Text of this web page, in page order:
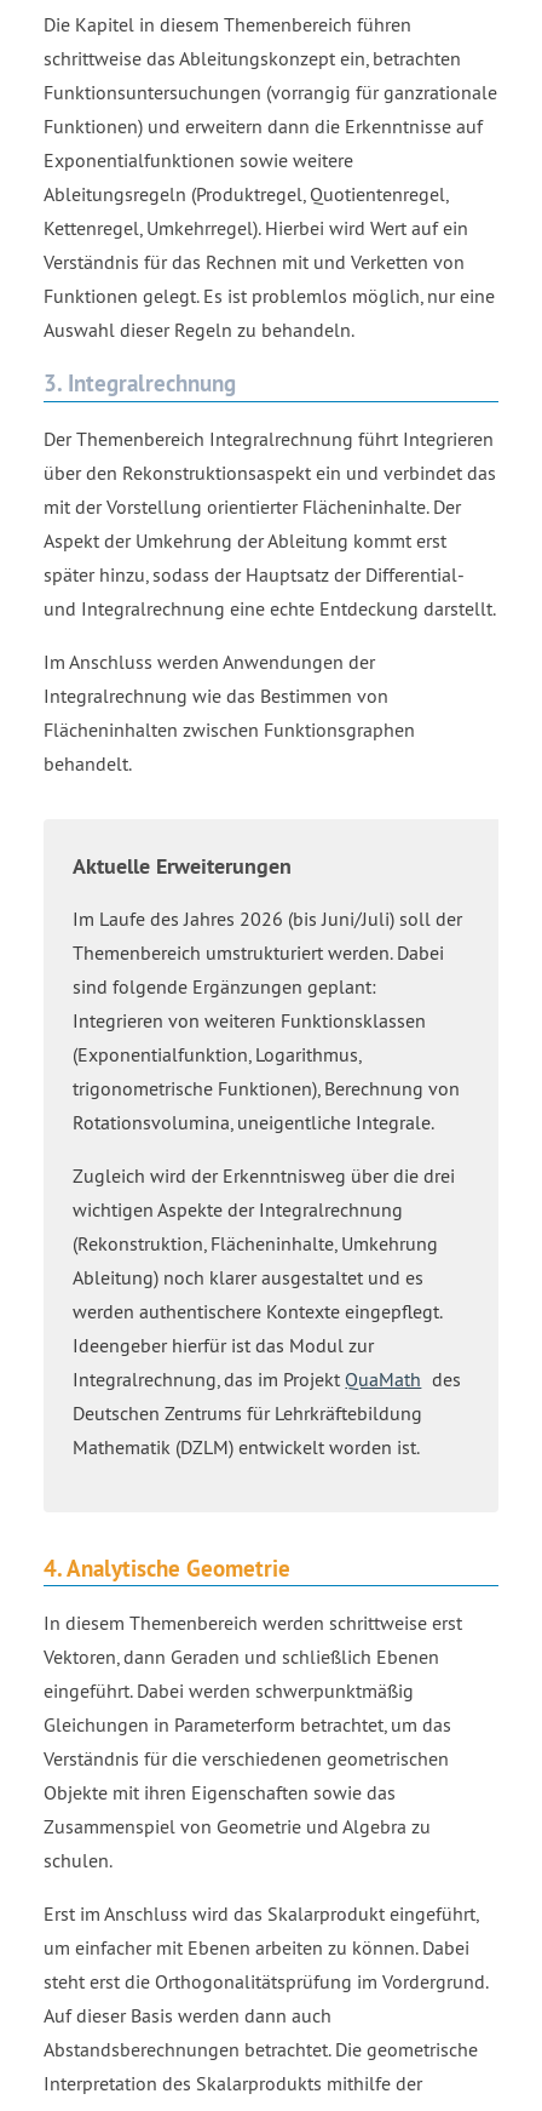
Die Kapitel in diesem Themenbereich führen
schrittweise das Ableitungskonzept ein, betrachten
Funktionsuntersuchungen (vorrangig für ganzrationale
Funktionen) und erweitern dann die Erkenntnisse auf
Exponentialfunktionen sowie weitere
Ableitungsregeln (Produktregel, Quotientenregel,
Kettenregel, Umkehrregel). Hierbei wird Wert auf ein
Verständnis für das Rechnen mit und Verketten von
Funktionen gelegt. Es ist problemlos möglich, nur eine
Auswahl dieser Regeln zu behandeln.
3. Integralrechnung
Der Themenbereich Integralrechnung führt Integrieren
über den Rekonstruktionsaspekt ein und verbindet das
mit der Vorstellung orientierter Flächeninhalte. Der
Aspekt der Umkehrung der Ableitung kommt erst
später hinzu, sodass der Hauptsatz der Differential-
und Integralrechnung eine echte Entdeckung darstellt.
Im Anschluss werden Anwendungen der
Integralrechnung wie das Bestimmen von
Flächeninhalten zwischen Funktionsgraphen
behandelt.
Aktuelle Erweiterungen
Im Laufe des Jahres 2026 (bis Juni/Juli) soll der
Themenbereich umstrukturiert werden. Dabei
sind folgende Ergänzungen geplant:
Integrieren von weiteren Funktionsklassen
(Exponentialfunktion, Logarithmus,
trigonometrische Funktionen), Berechnung von
Rotationsvolumina, uneigentliche Integrale.
Zugleich wird der Erkenntnisweg über die drei
wichtigen Aspekte der Integralrechnung
(Rekonstruktion, Flächeninhalte, Umkehrung
Ableitung) noch klarer ausgestaltet und es
werden authentischere Kontexte eingepflegt.
Ideengeber hierfür ist das Modul zur
Integralrechnung, das im Projekt QuaMath des
Deutschen Zentrums für Lehrkräftebildung
Mathematik (DZLM) entwickelt worden ist.
4. Analytische Geometrie
In diesem Themenbereich werden schrittweise erst
Vektoren, dann Geraden und schließlich Ebenen
eingeführt. Dabei werden schwerpunktmäßig
Gleichungen in Parameterform betrachtet, um das
Verständnis für die verschiedenen geometrischen
Objekte mit ihren Eigenschaften sowie das
Zusammenspiel von Geometrie und Algebra zu
schulen.
Erst im Anschluss wird das Skalarprodukt eingeführt,
um einfacher mit Ebenen arbeiten zu können. Dabei
steht erst die Orthogonalitätsprüfung im Vordergrund.
Auf dieser Basis werden dann auch
Abstandsberechnungen betrachtet. Die geometrische
Interpretation des Skalarprodukts mithilfe der